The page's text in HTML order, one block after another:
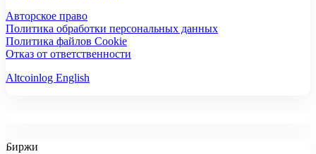
Авторское право
Политика обработки персональных данных
Политика файлов Cookie
Отказ от ответственности
Altcoinlog English
Биржи